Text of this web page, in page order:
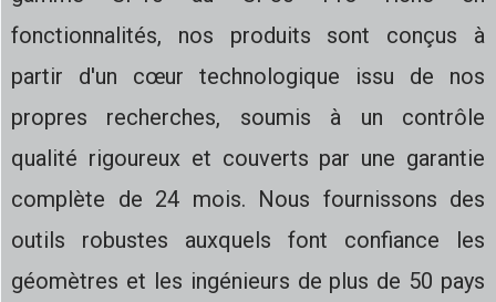
fonctionnalités, nos produits sont conçus à
partir d'un cœur technologique issu de nos
propres recherches, soumis à un contrôle
qualité rigoureux et couverts par une garantie
complète de 24 mois. Nous fournissons des
outils robustes auxquels font confiance les
géomètres et les ingénieurs de plus de 50 pays